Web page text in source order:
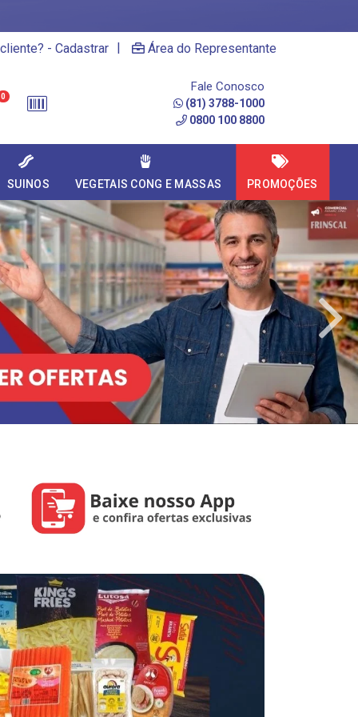
- Cadastrar | Área do Representante
0
Fale Conosco
(81) 3788-1000
0800 100 8800
SUINOS VEGETAIS CONG E MASSAS PROMOÇÕES